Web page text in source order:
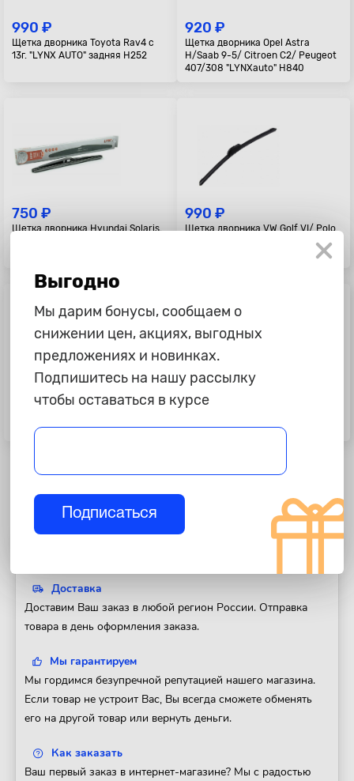
990 ₽
Щетка дворника Toyota Rav4 с
13г. "LYNX AUTO" задняя H252
920 ₽
Щетка дворника Opel Astra
H/Saab 9-5/ Citroen C2/ Peugeot
407/308 "LYNXauto" H840
750 ₽
Щетка дворника Hyundai Solaris,
990 ₽
Щетка дворника VW Golf VI/ Polo
890 ₽
"Lynx" задняя
1 290 ₽
05г, Touran "Bosch" задняя A331H
Доставка
Доставим Ваш заказ в любой регион России. Отправка
товара в день оформления заказа.
Мы гарантируем
Мы гордимся безупречной репутацией нашего магазина.
Если товар не устроит Вас, Вы всегда сможете обменять
его на другой товар или вернуть деньги.
Как заказать
Ваш первый заказ в интернет-магазине? Мы с радостью
Выгодно
Мы дарим бонусы, сообщаем о
снижении цен, акциях, выгодных
предложениях и новинках.
Подпишитесь на нашу рассылку
чтобы оставаться в курсе
Подписаться